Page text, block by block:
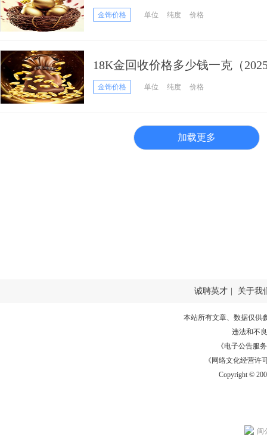
金饰价格 单位 纯度 价格
18K金回收价格多少钱一克（
金饰价格 单位 纯度 价格
加载更多
诚聘英才 关于我
本站所有文章、数据仅供
违法和不
《电子公告服务
《网络文化经营许
Copyright ©
闽